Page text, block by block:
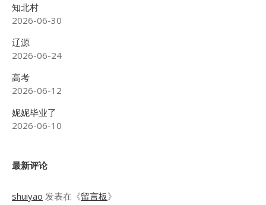
知北村
2026-06-30
辽源
2026-06-24
高考
2026-06-12
妮妮毕业了
2026-06-10
最新评论
shuiyao 发表在《留言板》